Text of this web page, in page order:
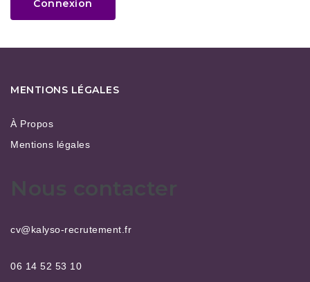
Connexion
MENTIONS LÉGALES
À Propos
Mentions légales
Nous contacter
cv@kalyso-recrutement.fr
06 14 52 53 10